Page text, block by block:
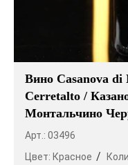
виноградников
Италии существует
винодельческих
выделяются более
своеобразными
условиями. В
флагманские сорта
стили, благодаря
вин Италии весьма
Вино Casanova
Cerretalto /
Монтальчино
Арт.: 03496
Цвет: Красное